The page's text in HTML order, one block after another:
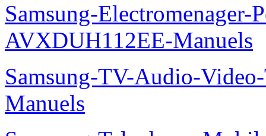
Samsung-
AVXDUH112EE-Manuels
Samsung-TV-Audio-
Manuels